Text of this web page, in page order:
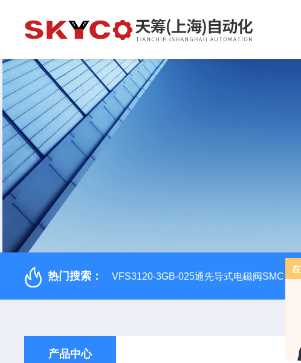
热门搜索： VFS3120-3GB-025通先导式电磁阀SMC
产品中心